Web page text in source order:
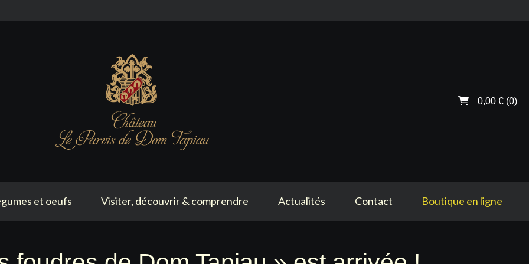
0,00 € (0)
et oeufs Visiter, découvrir & comprendre Actualités Contact Boutique en ligne